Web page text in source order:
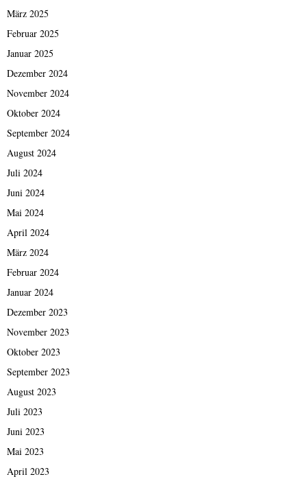
März 2025
Februar 2025
Januar 2025
Dezember 2024
November 2024
Oktober 2024
September 2024
August 2024
Juli 2024
Juni 2024
Mai 2024
April 2024
März 2024
Februar 2024
Januar 2024
Dezember 2023
November 2023
Oktober 2023
September 2023
August 2023
Juli 2023
Juni 2023
Mai 2023
April 2023